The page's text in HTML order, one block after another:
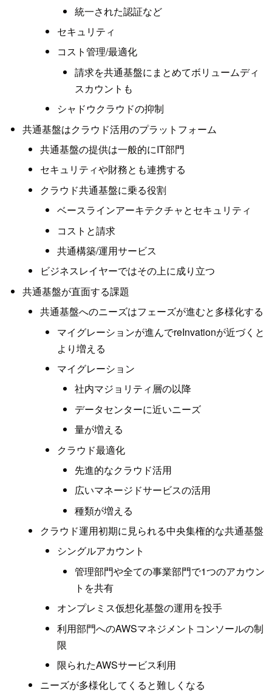
統一された認証など
セキュリティ
コスト管理/最適化
請求を共通基盤にまとめてボリュームディ
スカウントも
シャドウクラウドの抑制
共通基盤はクラウド活用のプラットフォーム
共通基盤の提供は一般的にIT部門
セキュリティや財務とも連携する
クラウド共通基盤に乗る役割
ベースラインアーキテクチャとセキュリティ
コストと請求
共通構築/運用サービス
ビジネスレイヤーではその上に成り立つ
共通基盤が直面する課題
共通基盤へのニーズはフェーズが進むと多様化する
マイグレーションが進んでreInvationが近づくと
より増える
マイグレーション
社内マジョリティ層の以降
データセンターに近いニーズ
量が増える
クラウド最適化
先進的なクラウド活用
広いマネージドサービスの活用
種類が増える
クラウド運用初期に見られる中央集権的な共通基盤
シングルアカウント
管理部門や全ての事業部門で1つのアカウン
トを共有
オンプレミス仮想化基盤の運用を投手
利用部門へのAWSマネジメントコンソールの制
限
限られたAWSサービス利用
ニーズが多様化してくると難しくなる